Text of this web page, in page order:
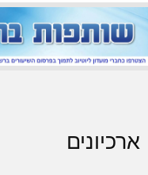
ארכיונים